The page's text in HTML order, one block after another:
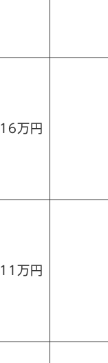
16万円
11万円